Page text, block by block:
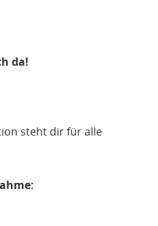
da!
steht dir für alle